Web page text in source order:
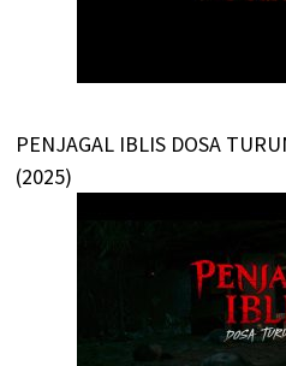
PENJAGAL IBLIS DOSA
(2025)